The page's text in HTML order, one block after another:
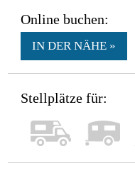
Online buchen:
IN DER NÄHE »
Stellplätze für: